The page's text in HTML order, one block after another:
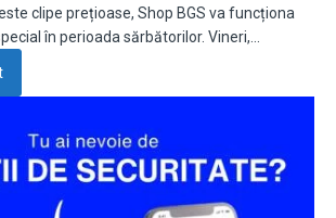
clipe prețioase, Shop BGS va funcționa
în perioada sărbătorilor. Vineri,…